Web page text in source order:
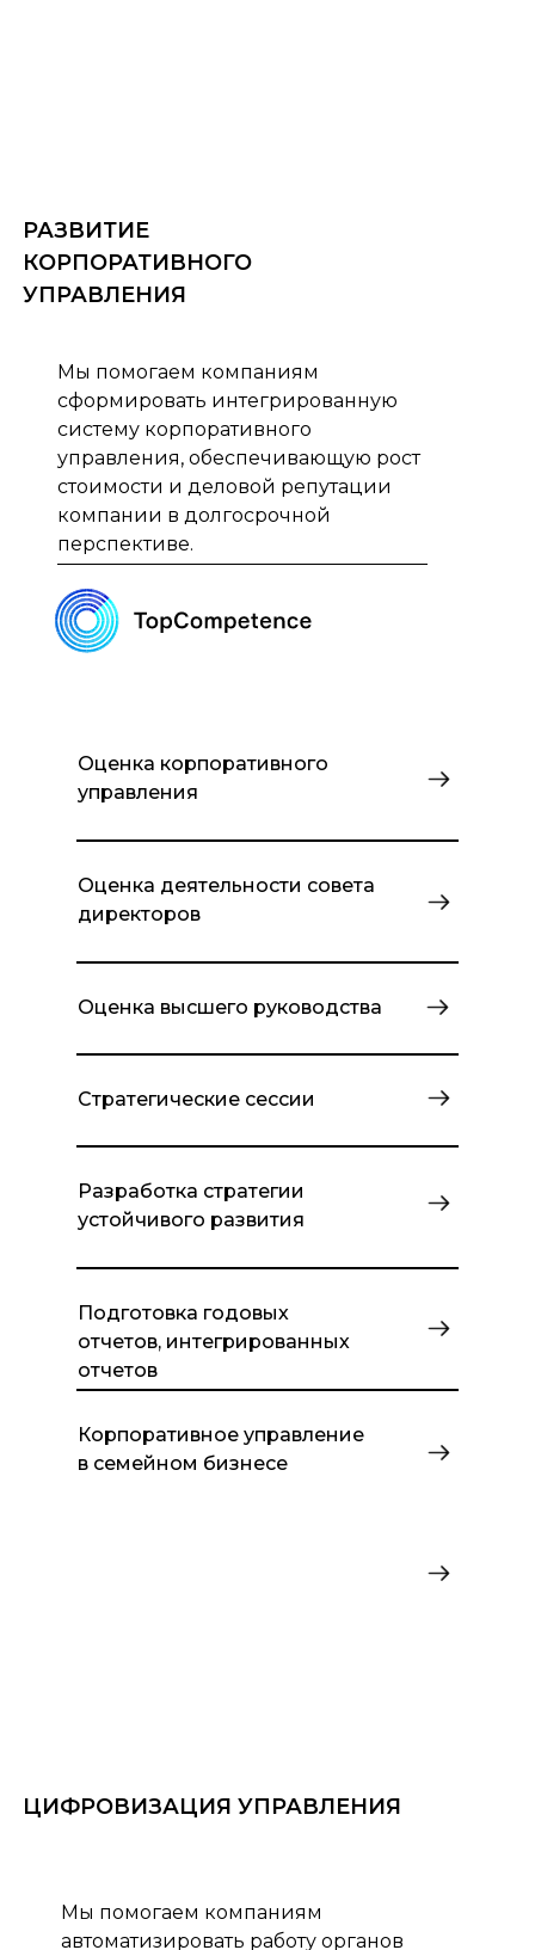
РАЗВИТИЕ
КОРПОРАТИВНОГО
УПРАВЛЕНИЯ
Оценка корпоративного
управления
Оценка деятельности совета
директоров
Оценка высшего руководства
Стратегические сессии
Разработка стратегии
устойчивого развития
Подготовка годовых
отчетов, интегрированных
отчетов
Корпоративное управление
в семейном бизнесе
Мы помогаем компаниям
сформировать интегрированную
систему корпоративного
управления, обеспечивающую рост
стоимости и деловой репутации
компании в долгосрочной
перспективе.
ЦИФРОВИЗАЦИЯ УПРАВЛЕНИЯ
Мы помогаем компаниям
автоматизировать работу органов